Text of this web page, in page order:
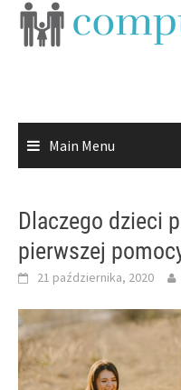
Skip
Main Menu
Dlaczego dzieci
pierwszej
21 października, 2020